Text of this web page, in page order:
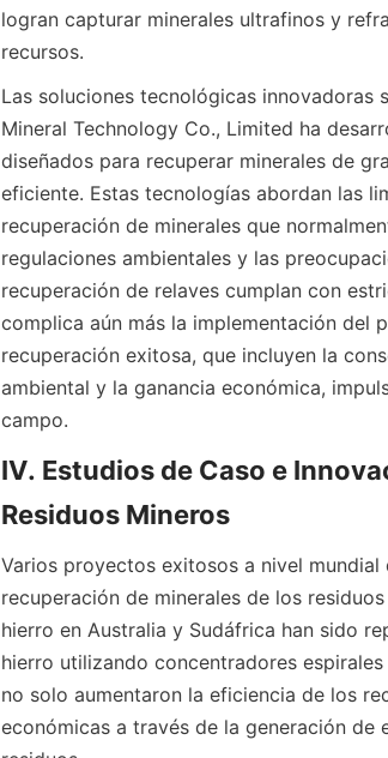
logran capturar minerales ultrafinos y
recursos.
Las soluciones tecnológicas innovadoras
Mineral Technology Co., Limited ha
diseñados para recuperar minerales de
eficiente. Estas tecnologías abordan las
recuperación de minerales que
regulaciones ambientales y las
recuperación de relaves cumplan con
complica aún más la implementación del
recuperación exitosa, que incluyen la
ambiental y la ganancia económica,
campo.
IV. Estudios de Caso e
Varios proyectos exitosos a nivel
recuperación de minerales de los
hierro en Australia y Sudáfrica han sido
hierro utilizando concentradores
no solo aumentaron la eficiencia de los
económicas a través de la generación